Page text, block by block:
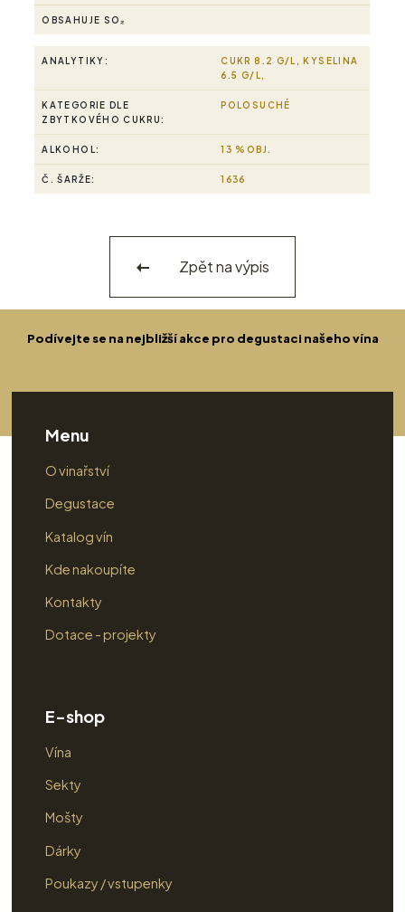
OBSAHUJE SO₂
ANALYTIKY:
CUKR 8.2 G/L, KYSELINA
6.5 G/L,
KATEGORIE DLE
ZBYTKOVÉHO CUKRU:
POLOSUCHÉ
ALKOHOL: 13 %OBJ.
Č. ŠARŽE: 1636
Zpět na výpis
Podívejte se na nejbližší akce pro degustaci našeho vína
Menu
O vinařství
Degustace
Katalog vín
Kde nakoupíte
Kontakty
Dotace - projekty
E-shop
Vína
Sekty
Mošty
Dárky
Poukazy / vstupenky